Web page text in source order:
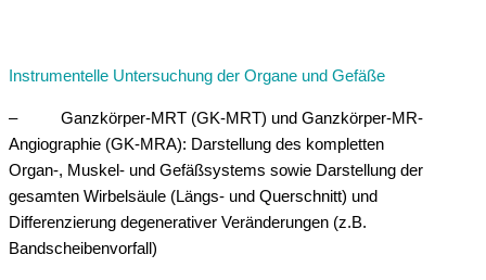
Instrumentelle Untersuchung der Organe und Gefäße
– Ganzkörper-MRT (GK-MRT) und Ganzkörper-MR-
Angiographie (GK-MRA): Darstellung des kompletten
Organ-, Muskel- und Gefäßsystems sowie Darstellung der
gesamten Wirbelsäule (Längs- und Querschnitt) und
Differenzierung degenerativer Veränderungen (z.B.
Bandscheibenvorfall)